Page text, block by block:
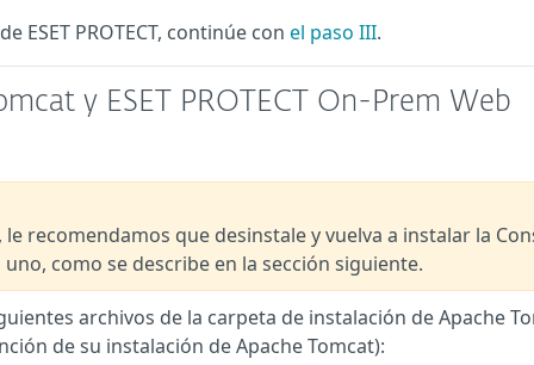
ESET PROTECT, continúe con el paso III.
y ESET PROTECT On-Prem Web
recomendamos que desinstale y vuelva a instalar la
como se describe en la sección siguiente.
archivos de la carpeta de instalación de Apache
de su instalación de Apache Tomcat):